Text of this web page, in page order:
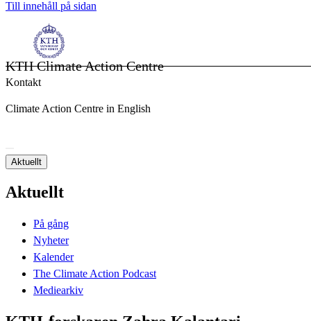
Till innehåll på sidan
KTH Climate Action Centre
Kontakt
Climate Action Centre in English
Aktuellt
Aktuellt
På gång
Nyheter
Kalender
The Climate Action Podcast
Mediearkiv